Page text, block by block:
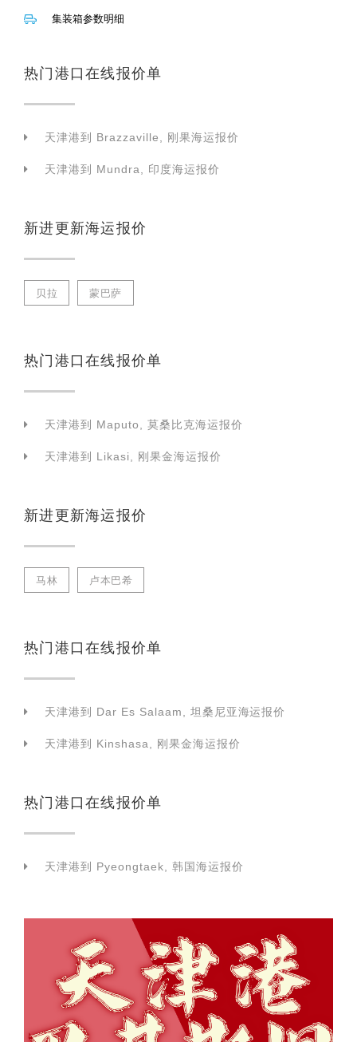
集装箱参数明细
热门港口在线报价单
天津港到 Brazzaville, 刚果海运报价
天津港到 Mundra, 印度海运报价
新进更新海运报价
贝拉 蒙巴萨
热门港口在线报价单
天津港到 Maputo, 莫桑比克海运报价
天津港到 Likasi, 刚果金海运报价
新进更新海运报价
马林 卢本巴希
热门港口在线报价单
天津港到 Dar Es Salaam, 坦桑尼亚海运报价
天津港到 Kinshasa, 刚果金海运报价
热门港口在线报价单
天津港到 Pyeongtaek, 韩国海运报价